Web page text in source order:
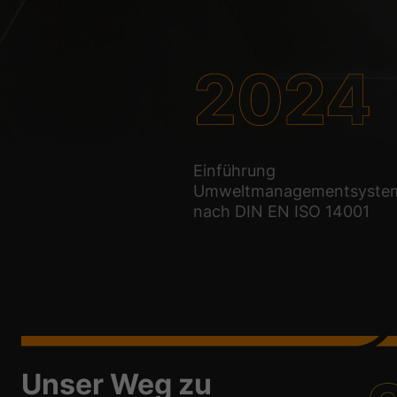
Unser Weg zu
Einführung
nach DIN EN ISO 14001